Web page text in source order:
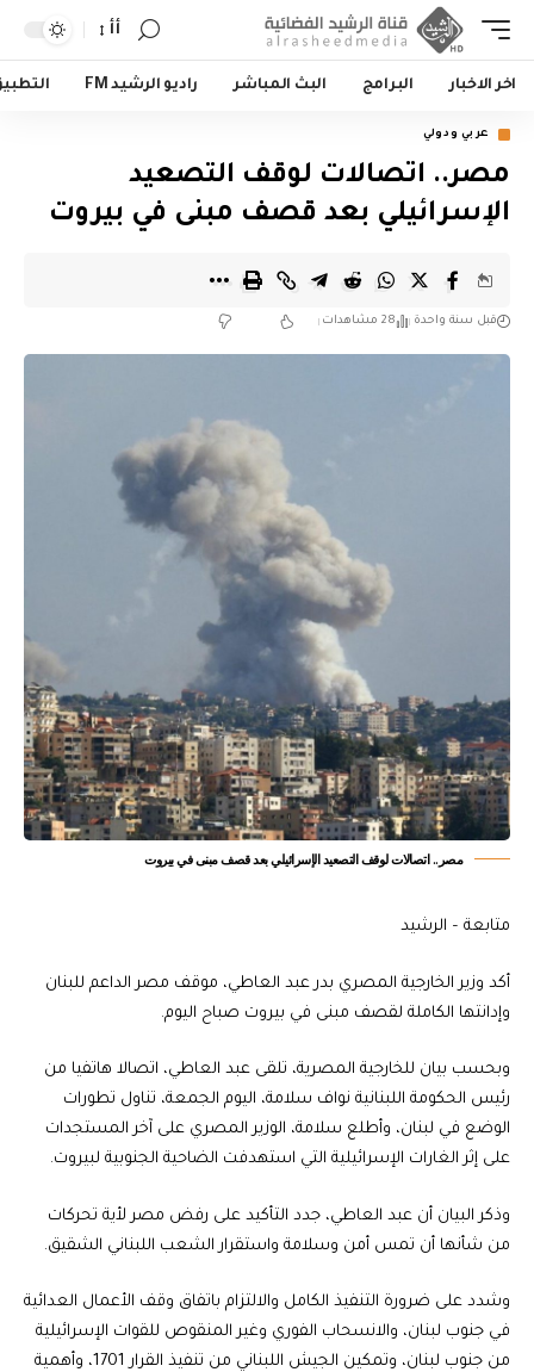
أأ
اخر الاخبار البرامج البث المباشر راديو الرشيد FM
عربي ودولي
مصر.. اتصالات لوقف التصعيد
الإسرائيلي بعد قصف مبنى في بيروت
قبل سنة واحدة 28 مشاهدات
مصر.. اتصالات لوقف التصعيد الإسرائيلي بعد قصف مبنى في بيروت
متابعة – الرشيد
أكد وزير الخارجية المصري بدر عبد العاطي، موقف مصر الداعم للبنان
وإدانتها الكاملة لقصف مبنى في بيروت صباح اليوم.
وبحسب بيان للخارجية المصرية، تلقى عبد العاطي، اتصالا هاتفيا من
رئيس الحكومة اللبنانية نواف سلامة، اليوم الجمعة، تناول تطورات
الوضع في لبنان، وأطلع سلامة، الوزير المصري على آخر المستجدات
على إثر الغارات الإسرائيلية التي استهدفت الضاحية الجنوبية لبيروت.
وذكر البيان أن عبد العاطي، جدد التأكيد على رفض مصر لأية تحركات
من شأنها أن تمس أمن وسلامة واستقرار الشعب اللبناني الشقيق.
وشدد على ضرورة التنفيذ الكامل والالتزام باتفاق وقف الأعمال العدائية
في جنوب لبنان، والانسحاب الفوري وغير المنقوص للقوات الإسرائيلية
من جنوب لبنان، وتمكين الجيش اللبناني من تنفيذ القرار 1701، وأهمية